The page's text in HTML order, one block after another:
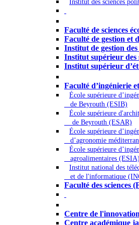
Institut des sciences
Faculté de sciences
Faculté de gestion et
Institut de gestion
Institut supérieur des
Institut supérieur
Faculté d’ingénierie
École supérieure
de Beyrouth (ESIB)
École supérieure
de Beyrouth (ESAR)
École supérieure
d’agronomie
École supérieure
agroalimentaires (ESIA)
Institut national des
et de l'informatique
Faculté des sciences
Centre de
Centre académique